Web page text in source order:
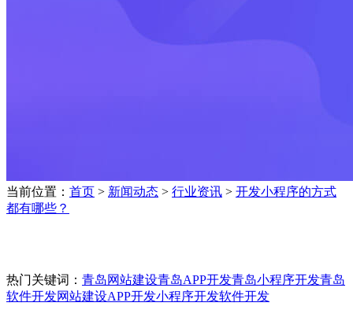
当前位置： 首页 > 新闻动态 > 行业资讯 > 开发小程序的方式
都有哪些？
热门关键词： 青岛网站建设青岛APP开发青岛小程序开发青岛
软件开发网站建设APP开发小程序开发软件开发